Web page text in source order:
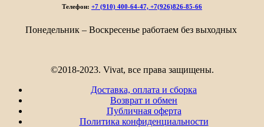
Телефон: +7 (910) 400-64-47, +7(926)826-85-66
Понедельник – Воскресенье работаем без выходных
©2018-2023. Vivat, все права защищены.
Доставка, оплата и сборка
Возврат и обмен
Публичная оферта
Политика конфиденциальности